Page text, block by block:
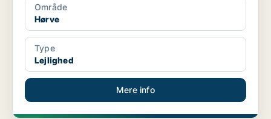
Område
Hørve
Type
Lejlighed
Mere info